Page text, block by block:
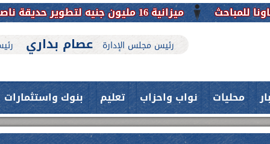
ميزانية 16 مليون جنيه لتطوير حديقة ناصر بأبوتيج.. نقلة حضارية تحافظ على تاريخها
رئيس مجلس الإدارة عصام بداري
محليات نواب واحزاب تعليم بنوك واستثمارات